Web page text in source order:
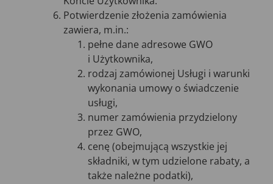
Potwierdzenie złożenia zamówienia
zawiera, m.in.:
pełne dane adresowe GWO
i Użytkownika,
rodzaj zamówionej Usługi i warunki
wykonania umowy o świadczenie
usługi,
numer zamówienia przydzielony
przez GWO,
cenę (obejmującą wszystkie jej
składniki, w tym udzielone rabaty, a
także należne podatki),